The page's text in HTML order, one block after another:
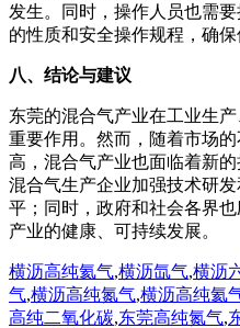
发生。同时，操作人员也需
的性质和安全操作规程，确保
八、结论与建议
东莞的混合气产业在工业生
重要作用。然而，随着市场
高，混合气产业也面临着新
混合气生产企业加强技术研
平；同时，政府和社会各界
产业的健康、可持续发展。
横沥高纯氦气,横沥氙气,横沥
气,横沥高纯氮气,横沥高纯氦
高纯二氧化碳,东莞高纯氮气,